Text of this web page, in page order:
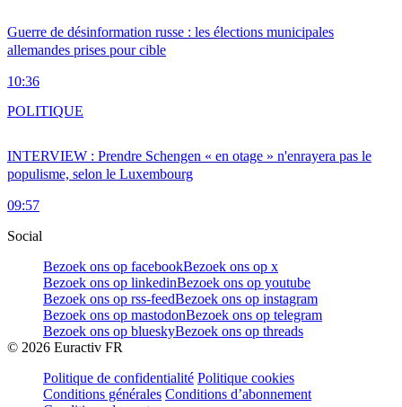
Guerre de désinformation russe : les élections municipales
allemandes prises pour cible
10:36
INTERVIEW : Prendre Schengen « en otage » n'enrayera pas le
populisme, selon le Luxembourg
09:57
POLITIQUE
Social
Bezoek ons op facebookBezoek ons op x
Bezoek ons op linkedinBezoek ons op youtube
Bezoek ons op rss-feedBezoek ons op instagram
Bezoek ons op mastodonBezoek ons op telegram
Bezoek ons op blueskyBezoek ons op threads
© 2026 Euractiv FR
Politique de confidentialité Politique cookies
Conditions générales Conditions d’abonnement